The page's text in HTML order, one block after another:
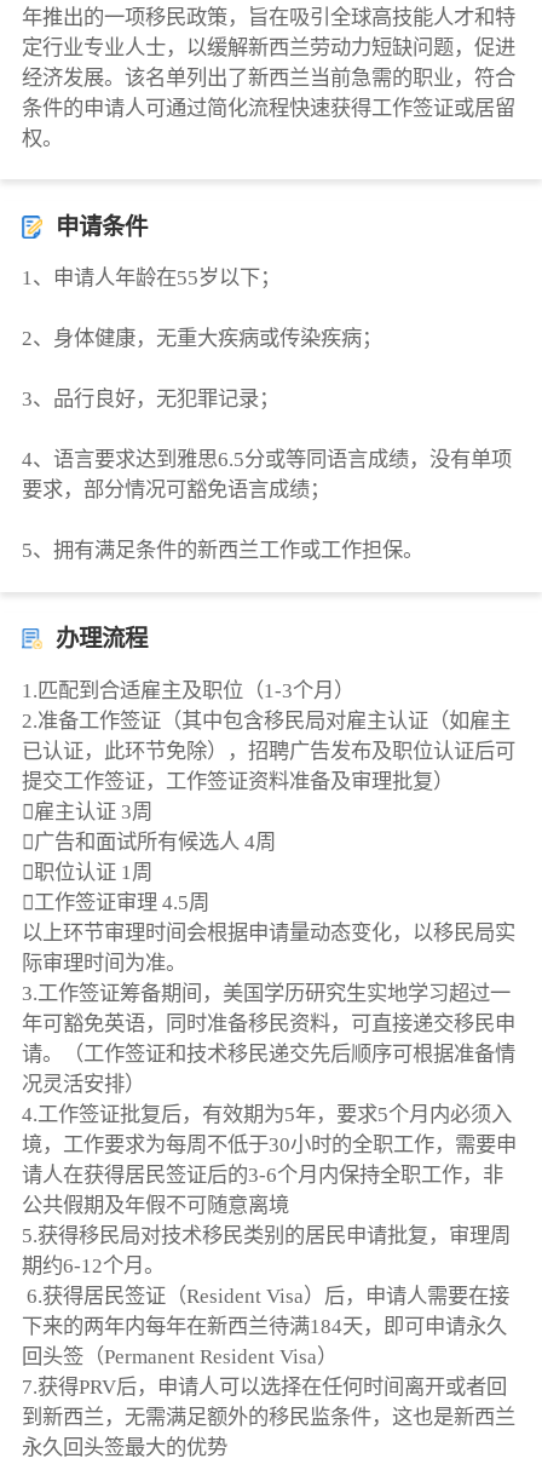
年推出的一项移民政策，旨在吸引全球高技能人才和特
定行业专业人士，以缓解新西兰劳动力短缺问题，促进
经济发展。该名单列出了新西兰当前急需的职业，符合
条件的申请人可通过简化流程快速获得工作签证或居留
权。
申请条件
1、申请⼈年龄在55岁以下；
2、⾝体健康，⽆重⼤疾病或传染疾病；
3、品⾏良好，⽆犯罪记录；
4、语⾔要求达到雅思6.5分或等同语⾔成绩，没有单项
要求，部分情况可豁免语⾔成绩；
5、拥有满足条件的新西兰工作或工作担保。
办理流程
1.匹配到合适雇主及职位（1-3个月）
2.准备工作签证（其中包含移民局对雇主认证（如雇主
已认证，此环节免除），招聘广告发布及职位认证后可
提交工作签证，工作签证资料准备及审理批复）
雇主认证 3周
广告和面试所有候选人 4周
职位认证 1周
工作签证审理 4.5周
以上环节审理时间会根据申请量动态变化，以移民局实
际审理时间为准。
3.工作签证筹备期间，美国学历研究生实地学习超过一
年可豁免英语，同时准备移民资料，可直接递交移民申
请。（工作签证和技术移民递交先后顺序可根据准备情
况灵活安排）
4.工作签证批复后，有效期为5年，要求5个月内必须入
境，工作要求为每周不低于30小时的全职工作，需要申
请人在获得居民签证后的3-6个月内保持全职工作，非
公共假期及年假不可随意离境
5.获得移民局对技术移民类别的居民申请批复，审理周
期约6-12个月。
6.获得居民签证（Resident Visa）后，申请人需要在接
下来的两年内每年在新西兰待满184天，即可申请永久
回头签（Permanent Resident Visa）
7.获得PRV后，申请人可以选择在任何时间离开或者回
到新西兰，无需满足额外的移民监条件，这也是新西兰
永久回头签最大的优势